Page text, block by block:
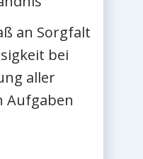
an Sorgfalt
bei
aller
Aufgaben